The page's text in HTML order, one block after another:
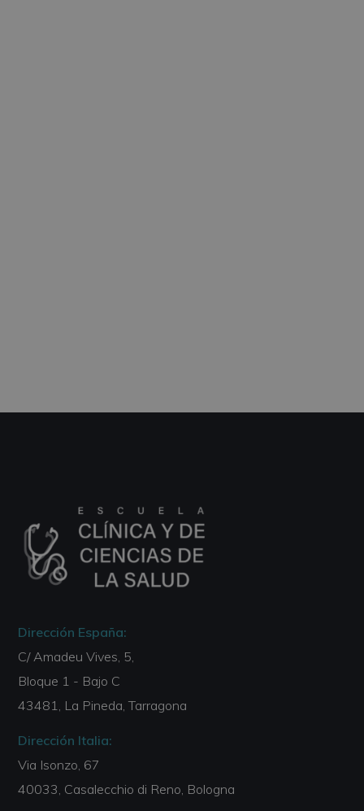
Dirección España:
C/ Amadeu Vives, 5,
Bloque 1 - Bajo C
43481, La Pineda, Tarragona
Dirección Italia:
Via Isonzo, 67
40033, Casalecchio di Reno, Bologna